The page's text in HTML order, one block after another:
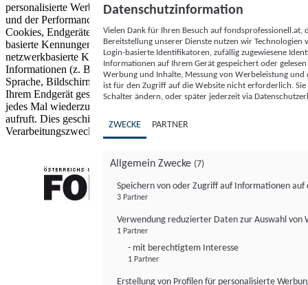
personalisierte Werbung und Inhalte, Messung von Werbeleistung
und der Performance von Inhalten sowie Zielgruppenforschung.
Cookies, Endgeräte- oder ähnliche Online-Kennungen (z. B. login-
basierte Kennungen, zufällig generierte Kennungen,
netzwerkbasierte Kennungen) können zusammen mit anderen
Informationen (z. B. Browsertyp und Browserinformationen,
Sprache, Bildschirmgröße, unterstützte Technologien usw.) auf
Ihrem Endgerät gespeichert oder von dort ausgelesen werden, um es
jedes Mal wiederzuerkennen, wenn es eine App oder einer Webseite
aufruft. Dies geschieht für einen oder mehrere der hier aufgeführten
Verarbeitungszwecke.
Datenschutzinformation
Vielen Dank für Ihren Besuch auf
Bereitstellung unserer Dienste nutzen wir Technologien
Login-basierte Identifikatoren, zufällig zugewiesene
Informationen auf Ihrem Gerät gespeichert oder
Werbung und Inhalte, Messung von Werbeleistung
ist für den Zugriff auf die Website nicht erforderlich.
Schalter ändern, oder später jederzeit via
ZWECKE PARTNER
Allgemein Zwecke (7)
Speichern von oder Zugriff auf Informationen auf
3 Partner
Verwendung reduzierter Daten zur Auswahl von
1 Partner
- mit berechtigtem Interesse
1 Partner
Erstellung von Profilen für personalisierte
FONDS professionell